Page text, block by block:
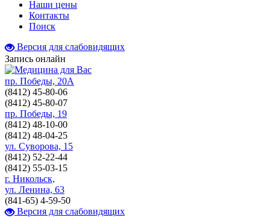
Наши цены
Контакты
Поиск
Версия для слабовидящих
Запись онлайн
пр. Победы, 20А
(8412) 45-80-06
(8412) 45-80-07
пр. Победы, 19
(8412) 48-10-00
(8412) 48-04-25
ул. Суворова, 15
(8412) 52-22-44
(8412) 55-03-15
г. Никольск,
ул. Ленина, 63
(841-65) 4-59-50
Версия для слабовидящих